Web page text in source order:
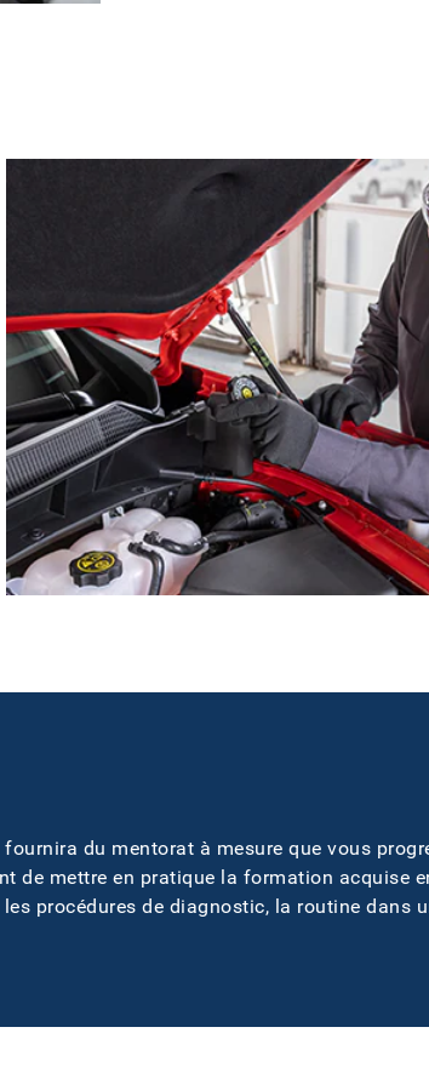
du mentorat à mesure que vous
de mettre en pratique la formation acquise
procédures de diagnostic, la routine dans